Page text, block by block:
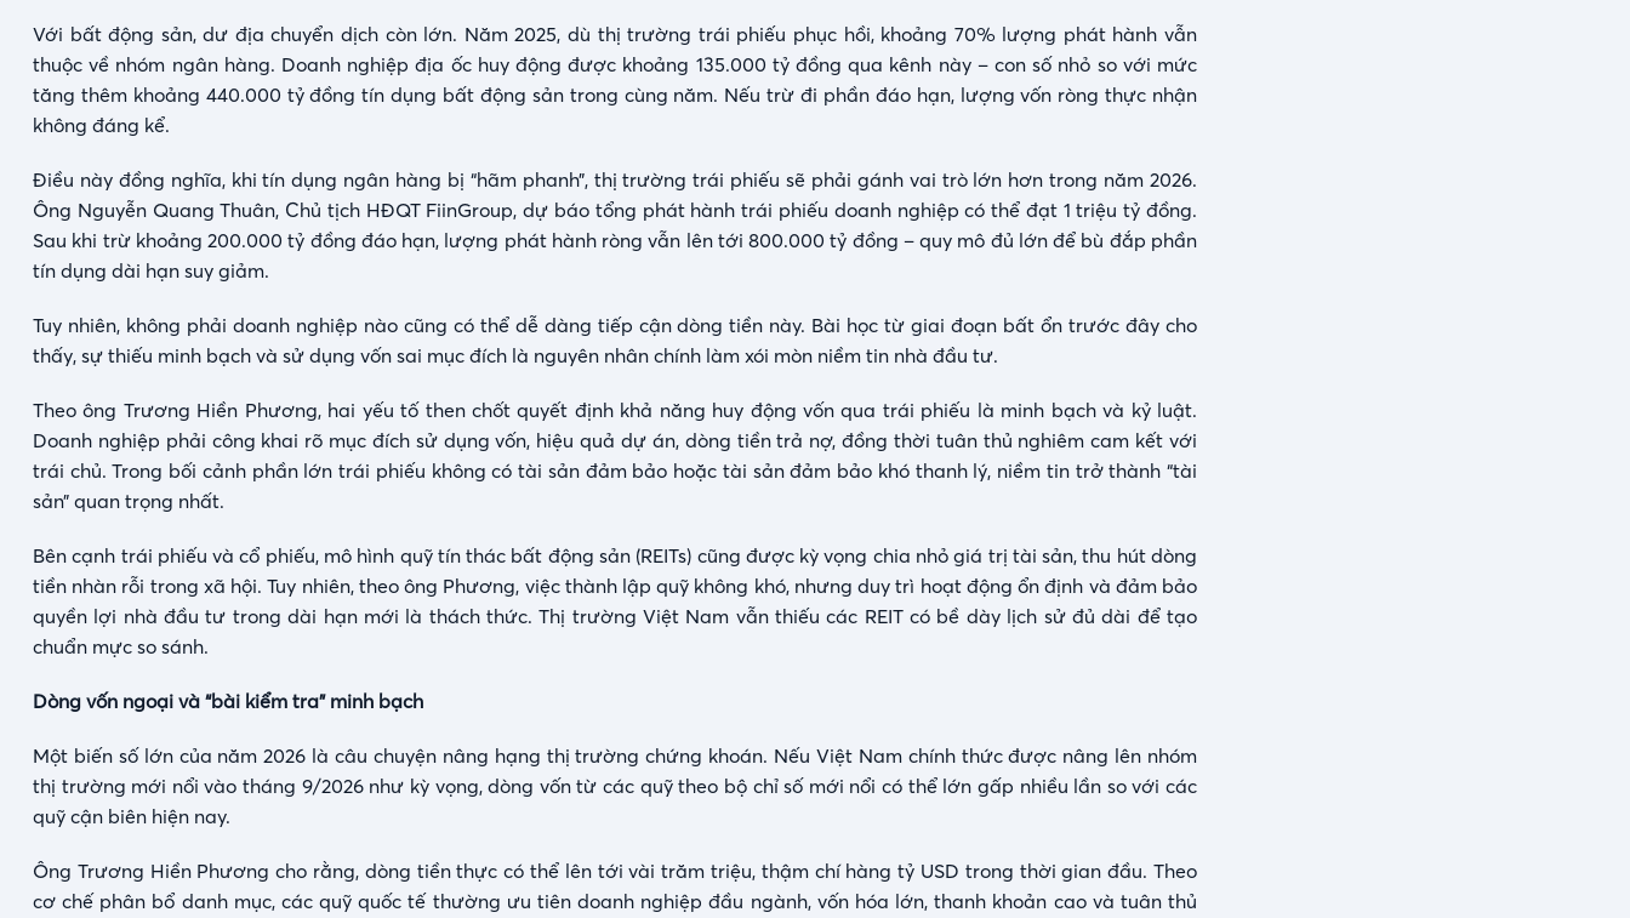
Với bất động sản, dư địa chuyển dịch còn lớn. Năm 2025, dù thị trường trái phiếu phục hồi, khoảng 70% lượng phát hành vẫn
thuộc về nhóm ngân hàng. Doanh nghiệp địa ốc huy động được khoảng 135.000 tỷ đồng qua kênh này – con số nhỏ so với mức
tăng thêm khoảng 440.000 tỷ đồng tín dụng bất động sản trong cùng năm. Nếu trừ đi phần đáo hạn, lượng vốn ròng thực nhận
không đáng kể.
Điều này đồng nghĩa, khi tín dụng ngân hàng bị “hãm phanh”, thị trường trái phiếu sẽ phải gánh vai trò lớn hơn trong năm 2026.
Ông Nguyễn Quang Thuân, Chủ tịch HĐQT FiinGroup, dự báo tổng phát hành trái phiếu doanh nghiệp có thể đạt 1 triệu tỷ đồng.
Sau khi trừ khoảng 200.000 tỷ đồng đáo hạn, lượng phát hành ròng vẫn lên tới 800.000 tỷ đồng – quy mô đủ lớn để bù đắp phần
tín dụng dài hạn suy giảm.
Tuy nhiên, không phải doanh nghiệp nào cũng có thể dễ dàng tiếp cận dòng tiền này. Bài học từ giai đoạn bất ổn trước đây cho
thấy, sự thiếu minh bạch và sử dụng vốn sai mục đích là nguyên nhân chính làm xói mòn niềm tin nhà đầu tư.
Theo ông Trương Hiền Phương, hai yếu tố then chốt quyết định khả năng huy động vốn qua trái phiếu là minh bạch và kỷ luật.
Doanh nghiệp phải công khai rõ mục đích sử dụng vốn, hiệu quả dự án, dòng tiền trả nợ, đồng thời tuân thủ nghiêm cam kết với
trái chủ. Trong bối cảnh phần lớn trái phiếu không có tài sản đảm bảo hoặc tài sản đảm bảo khó thanh lý, niềm tin trở thành “tài
sản” quan trọng nhất.
Bên cạnh trái phiếu và cổ phiếu, mô hình quỹ tín thác bất động sản (REITs) cũng được kỳ vọng chia nhỏ giá trị tài sản, thu hút dòng
tiền nhàn rỗi trong xã hội. Tuy nhiên, theo ông Phương, việc thành lập quỹ không khó, nhưng duy trì hoạt động ổn định và đảm bảo
quyền lợi nhà đầu tư trong dài hạn mới là thách thức. Thị trường Việt Nam vẫn thiếu các REIT có bề dày lịch sử đủ dài để tạo
chuẩn mực so sánh.
Dòng vốn ngoại và “bài kiểm tra” minh bạch
Một biến số lớn của năm 2026 là câu chuyện nâng hạng thị trường chứng khoán. Nếu Việt Nam chính thức được nâng lên nhóm
thị trường mới nổi vào tháng 9/2026 như kỳ vọng, dòng vốn từ các quỹ theo bộ chỉ số mới nổi có thể lớn gấp nhiều lần so với các
quỹ cận biên hiện nay.
Ông Trương Hiền Phương cho rằng, dòng tiền thực có thể lên tới vài trăm triệu, thậm chí hàng tỷ USD trong thời gian đầu. Theo
cơ chế phân bổ danh mục, các quỹ quốc tế thường ưu tiên doanh nghiệp đầu ngành, vốn hóa lớn, thanh khoản cao và tuân thủ